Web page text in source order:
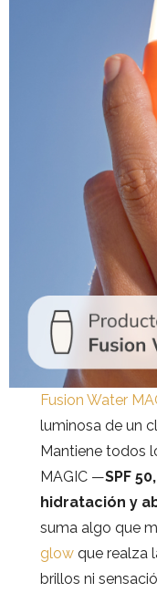
Fusion Water
luminosa de un
Mantiene todos
MAGIC —SPF
hidratación y
suma algo que
glow que realza
brillos ni